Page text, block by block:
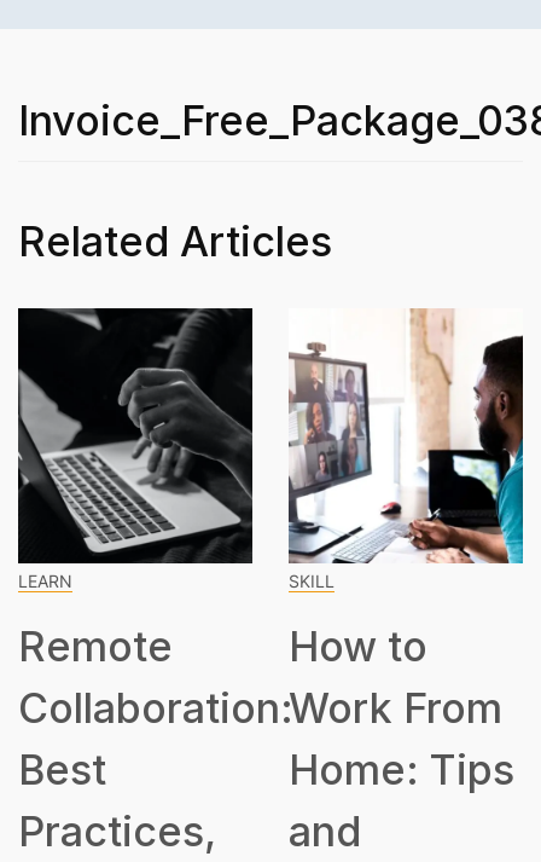
Related Articles
SKILL
How to
Work From
Home: Tips
and
SPEAKING
How Many
Hours Is
Part Time?